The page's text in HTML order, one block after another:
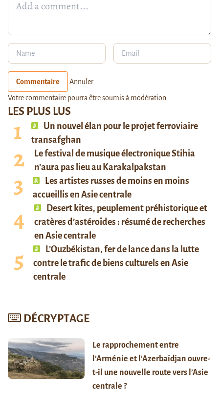
LES PLUS LUS
Un nouvel élan pour le projet ferroviaire
transafghan
Le festival de musique électronique Stihia
n’aura pas lieu au Karakalpakstan
Les artistes russes de moins en moins
accueillis en Asie centrale
Desert kites, peuplement préhistorique et
cratères d’astéroïdes : résumé de recherches
en Asie centrale
L’Ouzbékistan, fer de lance dans la lutte
contre le trafic de biens culturels en Asie
centrale
DÉCRYPTAGE
Le rapprochement entre
l’Arménie et l’Azerbaïdjan ouvre-
t-il une nouvelle route vers l’Asie
centrale ?
Commentaire Annuler
Votre commentaire pourra être soumis à modération.